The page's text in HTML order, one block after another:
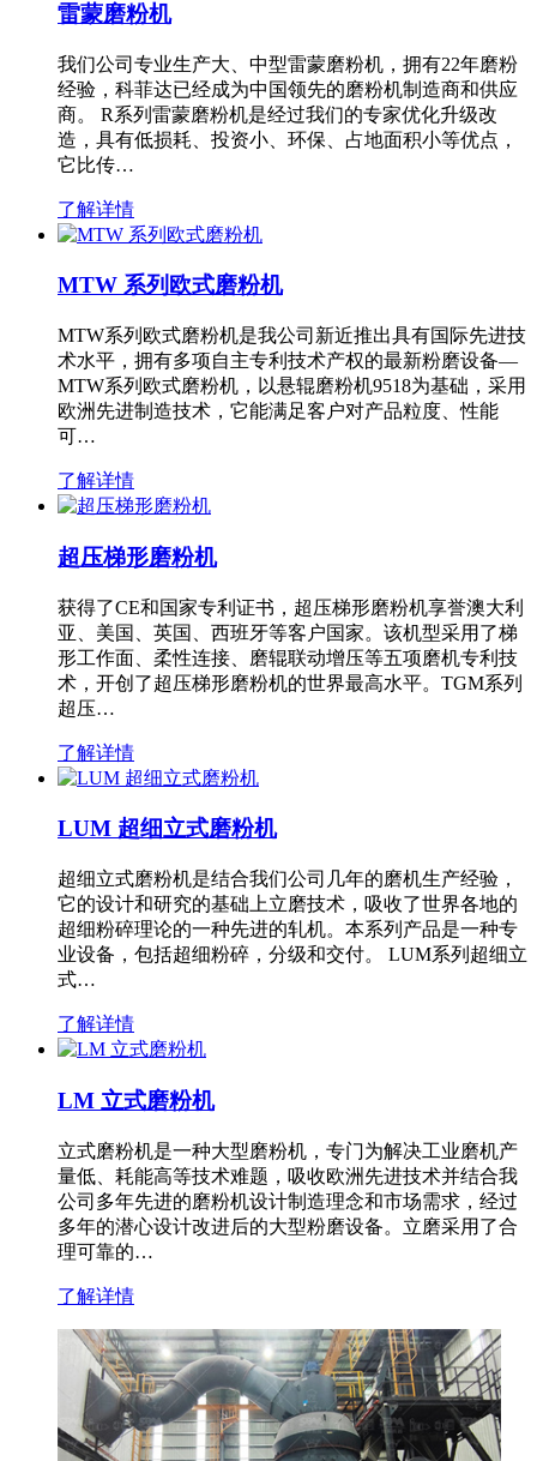
雷蒙磨粉机
我们公司专业生产大、中型雷蒙磨粉机，拥有22年磨粉
经验，科菲达已经成为中国领先的磨粉机制造商和供应
商。 R系列雷蒙磨粉机是经过我们的专家优化升级改
造，具有低损耗、投资小、环保、占地面积小等优点，
它比传…
了解详情
MTW 系列欧式磨粉机
MTW系列欧式磨粉机是我公司新近推出具有国际先进技
术水平，拥有多项自主专利技术产权的最新粉磨设备—
MTW系列欧式磨粉机，以悬辊磨粉机9518为基础，采用
欧洲先进制造技术，它能满足客户对产品粒度、性能
可…
了解详情
超压梯形磨粉机
获得了CE和国家专利证书，超压梯形磨粉机享誉澳大利
亚、美国、英国、西班牙等客户国家。该机型采用了梯
形工作面、柔性连接、磨辊联动增压等五项磨机专利技
术，开创了超压梯形磨粉机的世界最高水平。TGM系列
超压…
了解详情
LUM 超细立式磨粉机
超细立式磨粉机是结合我们公司几年的磨机生产经验，
它的设计和研究的基础上立磨技术，吸收了世界各地的
超细粉碎理论的一种先进的轧机。本系列产品是一种专
业设备，包括超细粉碎，分级和交付。 LUM系列超细立
式…
了解详情
LM 立式磨粉机
立式磨粉机是一种大型磨粉机，专门为解决工业磨机产
量低、耗能高等技术难题，吸收欧洲先进技术并结合我
公司多年先进的磨粉机设计制造理念和市场需求，经过
多年的潜心设计改进后的大型粉磨设备。立磨采用了合
理可靠的…
了解详情